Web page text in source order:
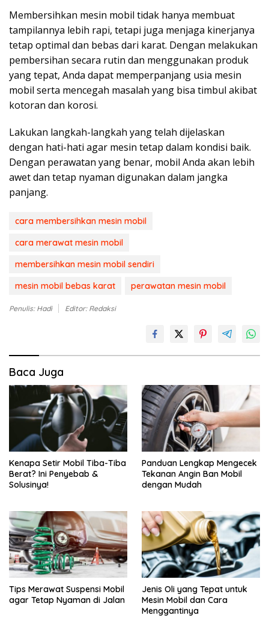
Membersihkan mesin mobil tidak hanya membuat
tampilannya lebih rapi, tetapi juga menjaga kinerjanya
tetap optimal dan bebas dari karat. Dengan melakukan
pembersihan secara rutin dan menggunakan produk
yang tepat, Anda dapat memperpanjang usia mesin
mobil serta mencegah masalah yang bisa timbul akibat
kotoran dan korosi.
Lakukan langkah-langkah yang telah dijelaskan
dengan hati-hati agar mesin tetap dalam kondisi baik.
Dengan perawatan yang benar, mobil Anda akan lebih
awet dan tetap nyaman digunakan dalam jangka
panjang.
cara membersihkan mesin mobil
cara merawat mesin mobil
membersihkan mesin mobil sendiri
mesin mobil bebas karat
perawatan mesin mobil
Penulis: Hadi Editor: Redaksi
Baca Juga
Kenapa Setir Mobil Tiba-Tiba
Berat? Ini Penyebab &
Solusinya!
Panduan Lengkap Mengecek
Tekanan Angin Ban Mobil
dengan Mudah
Tips Merawat Suspensi Mobil
agar Tetap Nyaman di Jalan
Jenis Oli yang Tepat untuk
Mesin Mobil dan Cara
Menggantinya